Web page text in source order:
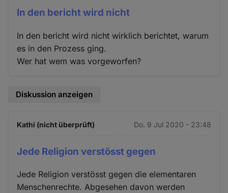
In den bericht wird nicht
In den bericht wird nicht wirklich berichtet, warum
es in den Prozess ging.
Wer hat wem was vorgeworfen?
Diskussion anzeigen
Kathi (nicht überprüft) Do. 9 Jul 2020 - 23:48
Jede Religion verstösst gegen
Jede Religion verstösst gegen die elementaren
Menschenrechte. Abgesehen davon werden